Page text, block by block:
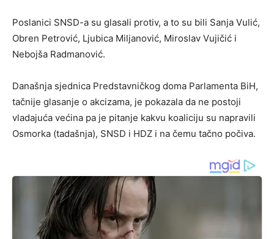
Poslanici SNSD-a su glasali protiv, a to su bili Sanja Vulić,
Obren Petrović, Ljubica Miljanović, Miroslav Vujičić i
Nebojša Radmanović.
Današnja sjednica Predstavničkog doma Parlamenta BiH,
tačnije glasanje o akcizama, je pokazala da ne postoji
vladajuća većina pa je pitanje kakvu koaliciju su napravili
Osmorka (tadašnja), SNSD i HDZ i na čemu tačno počiva.